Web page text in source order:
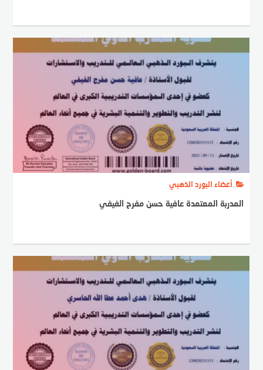
أعضاء البورد الذهبي
المدربة المعتمدة عافية حسن مفرح الفيفي